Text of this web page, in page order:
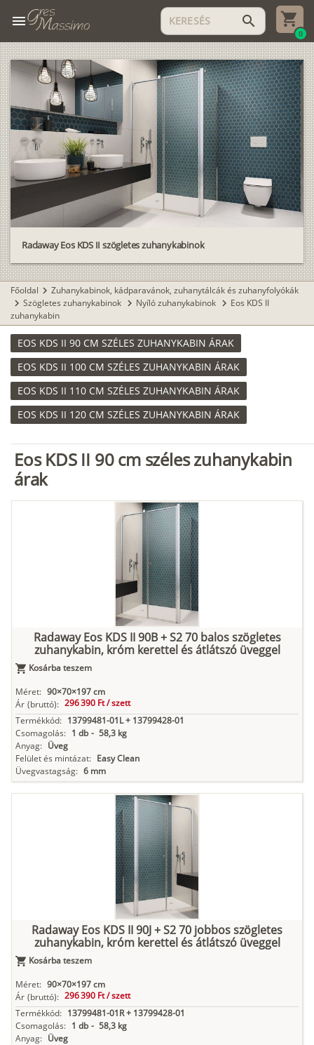
menu search
0
Radaway Eos KDS II szögletes zuhanykabinok
Főoldal chevron_right Zuhanykabinok, kádparavánok, zuhanytálcák és zuhanyfolyókák
chevron_right Szögletes zuhanykabinok chevron_right Nyíló zuhanykabinok chevron_right Eos KDS II
zuhanykabin
EOS KDS II 90 CM SZÉLES ZUHANYKABIN ÁRAK
EOS KDS II 100 CM SZÉLES ZUHANYKABIN ÁRAK
EOS KDS II 110 CM SZÉLES ZUHANYKABIN ÁRAK
EOS KDS II 120 CM SZÉLES ZUHANYKABIN ÁRAK
Eos KDS II 90 cm széles zuhanykabin
árak
Radaway Eos KDS II 90B + S2 70 balos szögletes
zuhanykabin, króm kerettel és átlátszó üveggel
Kosárba teszem
Méret: 90×70×197 cm
Ár (bruttó): 296 390 Ft /szett
Termékkód: 13799481-01L + 13799428-01
Csomagolás: 1 db - 58,3 kg
Anyag: Üveg
Felület és mintázat: Easy Clean
Üvegvastagság: 6 mm
Radaway Eos KDS II 90J + S2 70 jobbos szögletes
zuhanykabin, króm kerettel és átlátszó üveggel
Kosárba teszem
Méret: 90×70×197 cm
Ár (bruttó): 296 390 Ft /szett
Termékkód: 13799481-01R + 13799428-01
Csomagolás: 1 db - 58,3 kg
Anyag: Üveg